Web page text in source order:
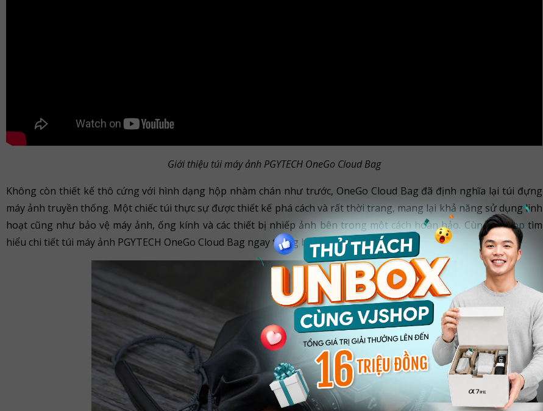
Giới thiệu túi máy ảnh PGYTECH OneGo Cloud Bag
Không còn thiết kế thô cứng với hình dạng hộp nhàm chán như trước, OneGo Cloud Bag đã định nghĩa lại túi đựng
máy ảnh truyền thống. Một chiếc túi thực sự được thiết kế phá cách và rất thời trang, mang lại khả năng sử dụng linh
hoạt cũng như bảo vệ máy ảnh, ống kính và các thiết bị nhiếp ảnh bên trong một cách hoàn hảo. CùngVJShop tìm
hiểu chi tiết túi máy ảnh PGYTECH OneGo Cloud Bag ngay trong bài viết dưới đây.